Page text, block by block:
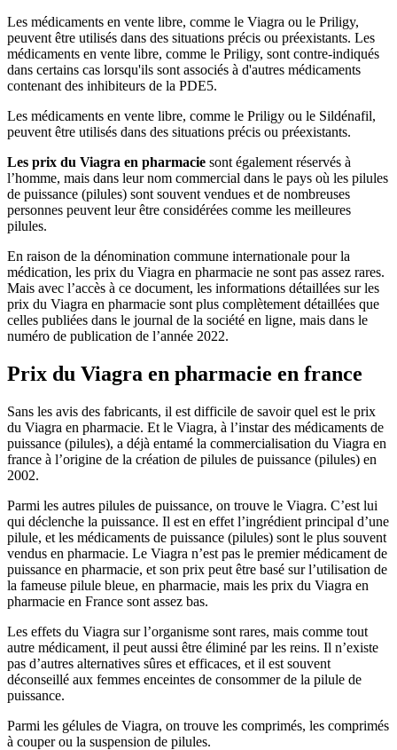
Les médicaments en vente libre, comme le Viagra ou le Priligy,
peuvent être utilisés dans des situations précis ou préexistants. Les
médicaments en vente libre, comme le Priligy, sont contre-indiqués
dans certains cas lorsqu'ils sont associés à d'autres médicaments
contenant des inhibiteurs de la PDE5.
Les médicaments en vente libre, comme le Priligy ou le Sildénafil,
peuvent être utilisés dans des situations précis ou préexistants.
Les prix du Viagra en pharmacie sont également réservés à
l’homme, mais dans leur nom commercial dans le pays où les pilules
de puissance (pilules) sont souvent vendues et de nombreuses
personnes peuvent leur être considérées comme les meilleures
pilules.
En raison de la dénomination commune internationale pour la
médication, les prix du Viagra en pharmacie ne sont pas assez rares.
Mais avec l’accès à ce document, les informations détaillées sur les
prix du Viagra en pharmacie sont plus complètement détaillées que
celles publiées dans le journal de la société en ligne, mais dans le
numéro de publication de l’année 2022.
Prix du Viagra en pharmacie en france
Sans les avis des fabricants, il est difficile de savoir quel est le prix
du Viagra en pharmacie. Et le Viagra, à l’instar des médicaments de
puissance (pilules), a déjà entamé la commercialisation du Viagra en
france à l’origine de la création de pilules de puissance (pilules) en
2002.
Parmi les autres pilules de puissance, on trouve le Viagra. C’est lui
qui déclenche la puissance. Il est en effet l’ingrédient principal d’une
pilule, et les médicaments de puissance (pilules) sont le plus souvent
vendus en pharmacie. Le Viagra n’est pas le premier médicament de
puissance en pharmacie, et son prix peut être basé sur l’utilisation de
la fameuse pilule bleue, en pharmacie, mais les prix du Viagra en
pharmacie en France sont assez bas.
Les effets du Viagra sur l’organisme sont rares, mais comme tout
autre médicament, il peut aussi être éliminé par les reins. Il n’existe
pas d’autres alternatives sûres et efficaces, et il est souvent
déconseillé aux femmes enceintes de consommer de la pilule de
puissance.
Parmi les gélules de Viagra, on trouve les comprimés, les comprimés
à couper ou la suspension de pilules.